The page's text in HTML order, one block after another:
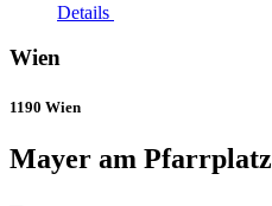
Details
Wien
1190 Wien
Mayer am Pfarrplatz